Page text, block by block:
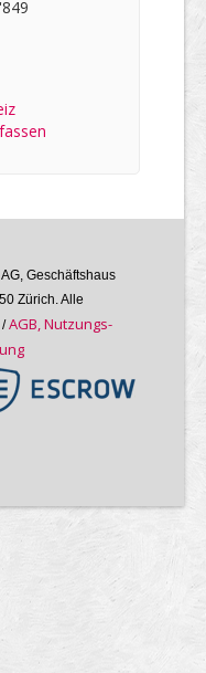
Geschäftshaus
Zürich. Alle
/AGB, Nutzungs­